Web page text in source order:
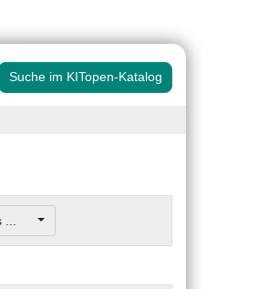
Suche im KITopen-Katalog
...